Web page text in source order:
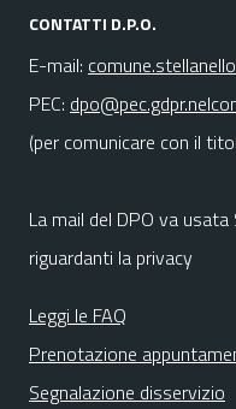
CONTATTI D.P.O.
E-mail:
PEC:
(per comunicare con il
La mail del DPO va
riguardanti la privacy
Leggi le FAQ
Prenotazione
Segnalazione disservizio